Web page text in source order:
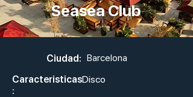
Seasea Club
Ciudad: Barcelona
Disco
Caracteristicas
: